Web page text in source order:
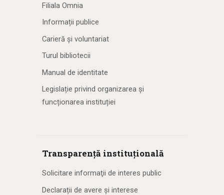
Filiala Omnia
Informații publice
Carieră și voluntariat
Turul bibliotecii
Manual de identitate
Legislație privind organizarea și
funcționarea instituției
Transparență instituțională
Solicitare informaţii de interes public
Declarații de avere și interese